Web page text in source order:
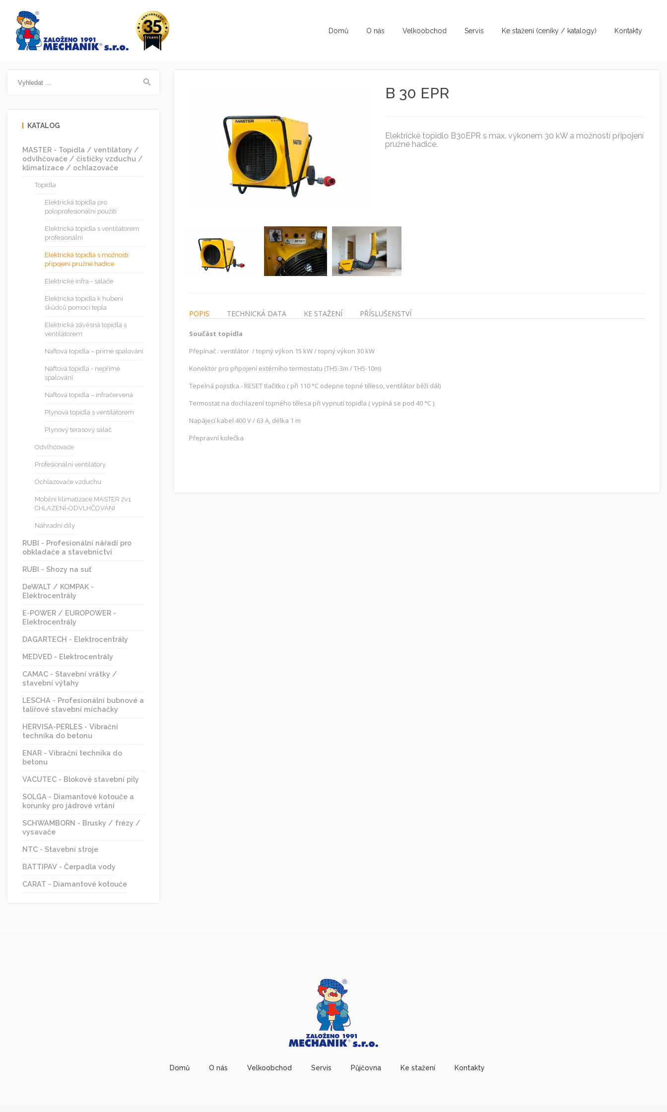
Domů O nás Velkoobchod Servis Ke stažení (ceníky / katalogy) Kontakty
KATALOG
MASTER - Topidla / ventilátory /
odvlhčovače / čističky vzduchu /
klimatizace / ochlazovače
Topidla
Elektrická topidla pro
poloprofesionální použití
Elektrická topidla s ventilátorem
profesionální
Elektrická topidla s možností
připojení pružné hadice
Elektrické infra - sálače
Elektrická topidla k hubení
škůdců pomocí tepla
Elektrická závěsná topidla s
ventilátorem
Naftová topidla – přímé spalování
Naftová topidla - nepřímé
spalování
Naftová topidla – infračervená
Plynová topidla s ventilátorem
Plynový terasový sálač
Odvlhčovače
Profesionální ventilátory
Ochlazovače vzduchu
Mobilní klimatizace MASTER 2v1
CHLAZENÍ-ODVLHČOVÁNÍ
Náhradní díly
RUBI - Profesionální nářadí pro
obkladače a stavebnictví
RUBI - Shozy na suť
DeWALT / KOMPAK -
Elektrocentrály
E-POWER / EUROPOWER -
Elektrocentrály
DAGARTECH - Elektrocentrály
MEDVED - Elektrocentrály
CAMAC - Stavební vrátky /
stavební výtahy
LESCHA - Profesionální bubnové a
talířové stavební míchačky
HERVISA-PERLES - Vibrační
technika do betonu
ENAR - Vibrační technika do
betonu
VACUTEC - Blokové stavební pily
SOLGA - Diamantové kotouče a
korunky pro jádrové vrtání
SCHWAMBORN - Brusky / frézy /
vysavače
NTC - Stavební stroje
BATTIPAV - Čerpadla vody
CARAT - Diamantové kotouče
B 30 EPR
Elektrické topidlo B30EPR s max. výkonem 30 kW a možností připojení
pružné hadice.
POPIS TECHNICKÁ DATA KE STAŽENÍ PŘÍSLUŠENSTVÍ
Součást topidla
Přepínač : ventilátor / topný výkon 15 kW / topný výkon 30 kW
Konektor pro připojení extérního termostatu (TH5-3m / TH5-10m)
Tepelná pojistka - RESET tlačítko ( při 110 °C odepne topné těleso, ventilátor běží dál)
Termostat na dochlazení topného tělesa při vypnutí topidla ( vypíná se pod 40 °C )
Napájecí kabel 400 V / 63 A, délka 1 m
Přepravní kolečka
Domů O nás Velkoobchod Servis Půjčovna Ke stažení Kontakty